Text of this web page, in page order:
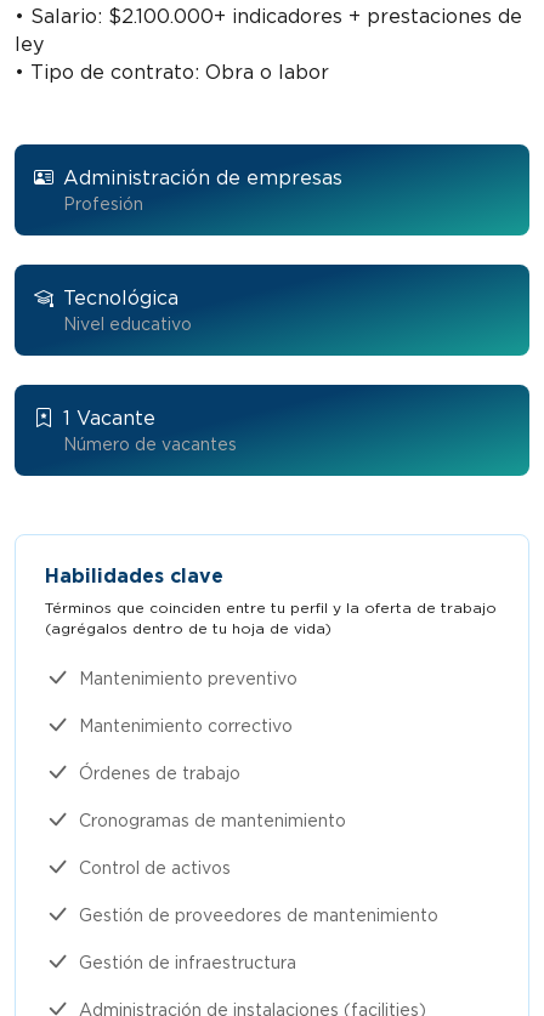
• Salario: $2.100.000+ indicadores + prestaciones de
ley
• Tipo de contrato: Obra o labor
Administración de empresas
Profesión
Tecnológica
Nivel educativo
1 Vacante
Número de vacantes
Habilidades clave
Términos que coinciden entre tu perfil y la oferta de trabajo
(agrégalos dentro de tu hoja de vida)​
Mantenimiento preventivo
Mantenimiento correctivo
Órdenes de trabajo
Cronogramas de mantenimiento
Control de activos
Gestión de proveedores de mantenimiento
Gestión de infraestructura
Administración de instalaciones (facilities)